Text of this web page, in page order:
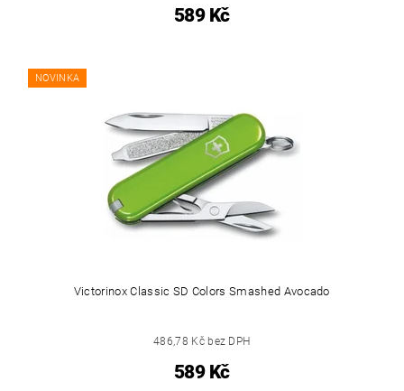
589 Kč
NOVINKA
Victorinox Classic SD Colors Smashed Avocado
486,78 Kč bez DPH
589 Kč